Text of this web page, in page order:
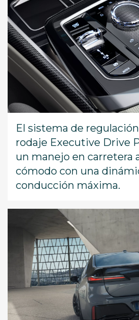
El sistema de
rodaje Executive Drive
un manejo en carretera
cómodo con una
conducción máxima.